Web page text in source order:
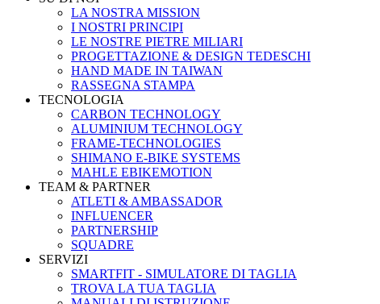
LA NOSTRA MISSION
I NOSTRI PRINCIPI
LE NOSTRE PIETRE MILIARI
PROGETTAZIONE & DESIGN TEDESCHI
HAND MADE IN TAIWAN
RASSEGNA STAMPA
TECNOLOGIA
CARBON TECHNOLOGY
ALUMINIUM TECHNOLOGY
FRAME-TECHNOLOGIES
SHIMANO E-BIKE SYSTEMS
MAHLE EBIKEMOTION
TEAM & PARTNER
ATLETI & AMBASSADOR
INFLUENCER
PARTNERSHIP
SQUADRE
SERVIZI
SMARTFIT - SIMULATORE DI TAGLIA
TROVA LA TUA TAGLIA